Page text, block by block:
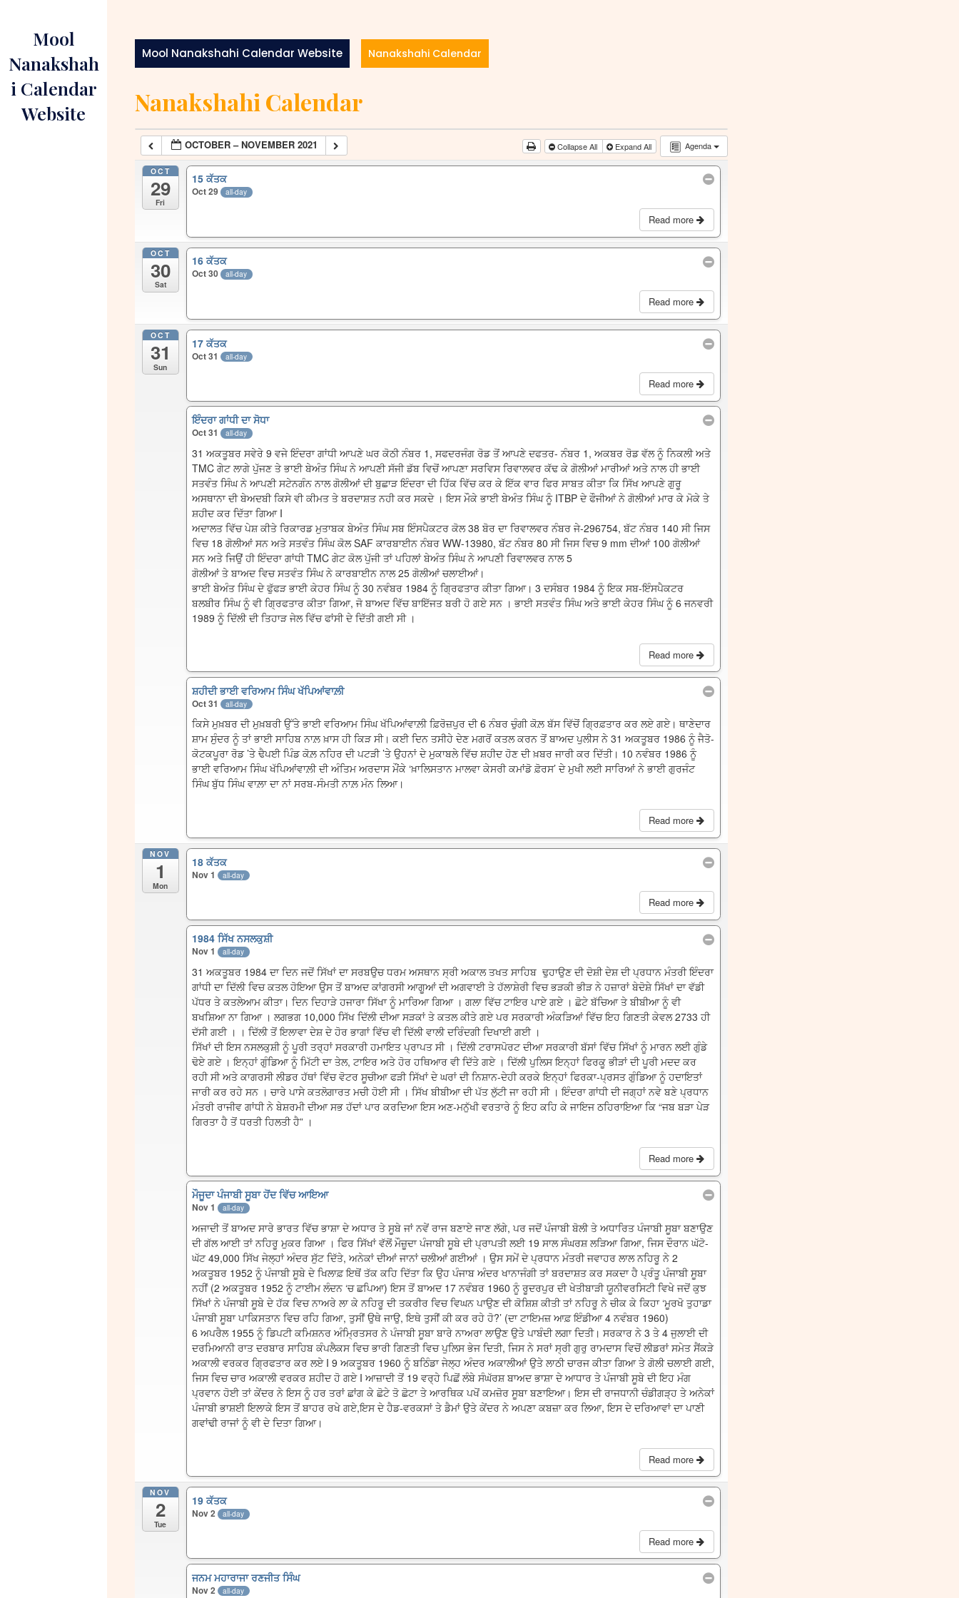
contentMool
Nanakshah
i Calendar
Website
Mool Nanakshahi Calendar Website Nanakshahi Calendar
Nanakshahi Calendar
Agenda
OCTOBER – NOVEMBER 2021 Collapse All Expand All
OCT
29
Fri
15 ਕੱਤਕ
Oct 29 all-day
Read more
OCT
30
Sat
16 ਕੱਤਕ
Oct 30 all-day
Read more
OCT
31
Sun
17 ਕੱਤਕ
Oct 31 all-day
Read more
ਇੰਦਰਾ ਗਾਂਧੀ ਦਾ ਸੋਧਾ
Oct 31 all-day
31 ਅਕਤੂਬਰ ਸਵੇਰੇ 9 ਵਜੇ ਇੰਦਰਾ ਗਾਂਧੀ ਆਪਣੇ ਘਰ ਕੋਠੀ ਨੰਬਰ 1, ਸਫਦਰਜੰਗ ਰੋਡ ਤੋਂ ਆਪਣੇ ਦਫਤਰ- ਨੰਬਰ 1, ਅਕਬਰ ਰੋਡ ਵੱਲ ਨੂੰ ਨਿਕਲੀ ਅਤੇ
TMC ਗੇਟ ਲਾਗੇ ਪੁੱਜਣ ਤੇ ਭਾਈ ਬੇਅੰਤ ਸਿੰਘ ਨੇ ਆਪਣੀ ਸੱਜੀ ਡੱਬ ਵਿਚੋਂ ਆਪਣਾ ਸਰਵਿਸ ਰਿਵਾਲਵਰ ਕੱਢ ਕੇ ਗੋਲੀਆਂ ਮਾਰੀਆਂ ਅਤੇ ਨਾਲ ਹੀ ਭਾਈ
ਸਤਵੰਤ ਸਿੰਘ ਨੇ ਆਪਣੀ ਸਟੇਨਗੰਨ ਨਾਲ ਗੋਲੀਆਂ ਦੀ ਬੁਛਾੜ ਇੰਦਰਾ ਦੀ ਹਿੱਕ ਵਿੱਚ ਕਰ ਕੇ ਇੱਕ ਵਾਰ ਫਿਰ ਸਾਬਤ ਕੀਤਾ ਕਿ ਸਿੱਖ ਆਪਣੇ ਗੁਰੂ
ਅਸਥਾਨਾ ਦੀ ਬੇਅਦਬੀ ਕਿਸੇ ਵੀ ਕੀਮਤ ਤੇ ਬਰਦਾਸ਼ਤ ਨਹੀ ਕਰ ਸਕਦੇ । ਇਸ ਮੌਕੇ ਭਾਈ ਬੇਅੰਤ ਸਿੰਘ ਨੂੰ ITBP ਦੇ ਫੌਜੀਆਂ ਨੇ ਗੋਲੀਆਂ ਮਾਰ ਕੇ ਮੋਕੇ ਤੇ
ਸ਼ਹੀਦ ਕਰ ਦਿੱਤਾ ਗਿਆ I
ਅਦਾਲਤ ਵਿੱਚ ਪੇਸ਼ ਕੀਤੇ ਰਿਕਾਰਡ ਮੁਤਾਬਕ ਬੇਅੰਤ ਸਿੰਘ ਸਬ ਇੰਸਪੈਕਟਰ ਕੋਲ 38 ਬੋਰ ਦਾ ਰਿਵਾਲਵਰ ਨੰਬਰ ਜੇ-296754, ਬੱਟ ਨੰਬਰ 140 ਸੀ ਜਿਸ
ਵਿਚ 18 ਗੋਲੀਆਂ ਸਨ ਅਤੇ ਸਤਵੰਤ ਸਿੰਘ ਕੋਲ SAF ਕਾਰਬਾਈਨ ਨੰਬਰ WW-13980, ਬੱਟ ਨੰਬਰ 80 ਸੀ ਜਿਸ ਵਿਚ 9 mm ਦੀਆਂ 100 ਗੋਲੀਆਂ
ਸਨ ਅਤੇ ਜਿਉਂ ਹੀ ਇੰਦਰਾ ਗਾਂਧੀ TMC ਗੇਟ ਕੋਲ ਪੁੱਜੀ ਤਾਂ ਪਹਿਲਾਂ ਬੇਅੰਤ ਸਿੰਘ ਨੇ ਆਪਣੀ ਰਿਵਾਲਵਰ ਨਾਲ 5
ਗੋਲੀਆਂ ਤੇ ਬਾਅਦ ਵਿਚ ਸਤਵੰਤ ਸਿੰਘ ਨੇ ਕਾਰਬਾਈਨ ਨਾਲ 25 ਗੋਲੀਆਂ ਚਲਾਈਆਂ।
ਭਾਈ ਬੇਅੰਤ ਸਿੰਘ ਦੇ ਫੁੱਫੜ ਭਾਈ ਕੇਹਰ ਸਿੰਘ ਨੂੰ 30 ਨਵੰਬਰ 1984 ਨੂੰ ਗ੍ਰਿਫਤਾਰ ਕੀਤਾ ਗਿਆ। 3 ਦਸੰਬਰ 1984 ਨੂੰ ਇਕ ਸਬ-ਇੰਸਪੈਕਟਰ
ਬਲਬੀਰ ਸਿੰਘ ਨੂੰ ਵੀ ਗ੍ਰਿਫਤਾਰ ਕੀਤਾ ਗਿਆ, ਜੋ ਬਾਅਦ ਵਿੱਚ ਬਾਇੱਜਤ ਬਰੀ ਹੋ ਗਏ ਸਨ । ਭਾਈ ਸਤਵੰਤ ਸਿੰਘ ਅਤੇ ਭਾਈ ਕੇਹਰ ਸਿੰਘ ਨੂੰ 6 ਜਨਵਰੀ
1989 ਨੂੰ ਦਿੱਲੀ ਦੀ ਤਿਹਾੜ ਜੇਲ ਵਿੱਚ ਫਾਂਸੀ ਦੇ ਦਿੱਤੀ ਗਈ ਸੀ ।
Read more
ਸ਼ਹੀਦੀ ਭਾਈ ਵਰਿਆਮ ਸਿੰਘ ਖੱਪਿਆਂਵਾਲ਼ੀ
Oct 31 all-day
ਕਿਸੇ ਮੁਖ਼ਬਰ ਦੀ ਮੁਖ਼ਬਰੀ ਉੱਤੇ ਭਾਈ ਵਰਿਆਮ ਸਿੰਘ ਖੱਪਿਆਂਵਾਲ਼ੀ ਫ਼ਿਰੋਜ਼ਪੁਰ ਦੀ 6 ਨੰਬਰ ਚੁੰਗੀ ਕੋਲ਼ ਬੱਸ ਵਿੱਚੋਂ ਗ੍ਰਿਫ਼ਤਾਰ ਕਰ ਲਏ ਗਏ। ਥਾਣੇਦਾਰ
ਸ਼ਾਮ ਸੁੰਦਰ ਨੂੰ ਤਾਂ ਭਾਈ ਸਾਹਿਬ ਨਾਲ਼ ਖ਼ਾਸ ਹੀ ਕਿੜ ਸੀ। ਕਈ ਦਿਨ ਤਸੀਹੇ ਦੇਣ ਮਗਰੋਂ ਕਤਲ ਕਰਨ ਤੋਂ ਬਾਅਦ ਪੁਲੀਸ ਨੇ 31 ਅਕਤੂਬਰ 1986 ਨੂੰ ਜੈਤੋ-
ਕੋਟਕਪੂਰਾ ਰੋਡ ’ਤੇ ਢੈਪਈ ਪਿੰਡ ਕੋਲ਼ ਨਹਿਰ ਦੀ ਪਟੜੀ ’ਤੇ ਉਹਨਾਂ ਦੇ ਮੁਕਾਬਲੇ ਵਿੱਚ ਸ਼ਹੀਦ ਹੋਣ ਦੀ ਖ਼ਬਰ ਜਾਰੀ ਕਰ ਦਿੱਤੀ। 10 ਨਵੰਬਰ 1986 ਨੂੰ
ਭਾਈ ਵਰਿਆਮ ਸਿੰਘ ਖੱਪਿਆਂਵਾਲ਼ੀ ਦੀ ਅੰਤਿਮ ਅਰਦਾਸ ਮੌਂਕੇ ‘ਖ਼ਾਲਿਸਤਾਨ ਮਾਲਵਾ ਕੇਸਰੀ ਕਮਾਂਡੋ ਫ਼ੋਰਸ’ ਦੇ ਮੁਖੀ ਲਈ ਸਾਰਿਆਂ ਨੇ ਭਾਈ ਗੁਰਜੰਟ
ਸਿੰਘ ਬੁੱਧ ਸਿੰਘ ਵਾਲ਼ਾ ਦਾ ਨਾਂ ਸਰਬ-ਸੰਮਤੀ ਨਾਲ਼ ਮੰਨ ਲਿਆ।
Read more
NOV
1
Mon
18 ਕੱਤਕ
Nov 1 all-day
Read more
1984 ਸਿੱਖ ਨਸਲਕੁਸ਼ੀ
Nov 1 all-day
31 ਅਕਤੂਬਰ 1984 ਦਾ ਦਿਨ ਜਦੋਂ ਸਿੱਖਾਂ ਦਾ ਸਰਬਉਚ ਧਰਮ ਅਸਥਾਨ ਸ੍ਰੀ ਅਕਾਲ ਤਖਤ ਸਾਹਿਬ ਢੁਹਾਉਣ ਦੀ ਦੋਸ਼ੀ ਦੇਸ਼ ਦੀ ਪ੍ਰਧਾਨ ਮੰਤਰੀ ਇੰਦਰਾ
ਗਾਂਧੀ ਦਾ ਦਿੱਲੀ ਵਿਚ ਕਤਲ ਹੋਇਆ ਉਸ ਤੋਂ ਬਾਅਦ ਕਾਂਗਰਸੀ ਆਗੂਆਂ ਦੀ ਅਗਵਾਈ ਤੇ ਹੱਲਾਸ਼ੇਰੀ ਵਿਚ ਭੜਕੀ ਭੀੜ ਨੇ ਹਜ਼ਾਰਾਂ ਬੇਦੋਸ਼ੇ ਸਿੱਖਾਂ ਦਾ ਵੱਡੀ
ਪੱਧਰ ਤੇ ਕਤਲੇਆਮ ਕੀਤਾ। ਦਿਨ ਦਿਹਾੜੇ ਹਜਾਰਾ ਸਿੱਖਾ ਨੂੰ ਮਾਰਿਆ ਗਿਆ । ਗਲਾ ਵਿੱਚ ਟਾਇਰ ਪਾਏ ਗਏ । ਛੋਟੇ ਬੱਚਿਆ ਤੇ ਬੀਬੀਆ ਨੂੰ ਵੀ
ਬਖਸ਼ਿਆ ਨਾ ਗਿਆ । ਲਗਭਗ 10,000 ਸਿੱਖ ਦਿੱਲੀ ਦੀਆ ਸੜਕਾਂ ਤੇ ਕਤਲ ਕੀਤੇ ਗਏ ਪਰ ਸਰਕਾਰੀ ਅੰਕੜਿਆਂ ਵਿੱਚ ਇਹ ਗਿਣਤੀ ਕੇਵਲ 2733 ਹੀ
ਦੱਸੀ ਗਈ । । ਦਿੱਲੀ ਤੋਂ ਇਲਾਵਾ ਦੇਸ਼ ਦੇ ਹੋਰ ਭਾਗਾਂ ਵਿੱਚ ਵੀ ਦਿੱਲੀ ਵਾਲੀ ਦਰਿੰਦਗੀ ਦਿਖਾਈ ਗਈ ।
ਸਿੱਖਾਂ ਦੀ ਇਸ ਨਸਲਕੁਸ਼ੀ ਨੂੰ ਪੂਰੀ ਤਰ੍ਹਾਂ ਸਰਕਾਰੀ ਹਮਾਇਤ ਪ੍ਰਾਪਤ ਸੀ । ਦਿੱਲੀ ਟਰਾਸਪੋਰਟ ਦੀਆ ਸਰਕਾਰੀ ਬੱਸਾਂ ਵਿੱਚ ਸਿੱਖਾਂ ਨੂੰ ਮਾਰਨ ਲਈ ਗੁੰਡੇ
ਢੋਏ ਗਏ । ਇਨ੍ਹਾਂ ਗੁੰਡਿਆ ਨੂੰ ਮਿੱਟੀ ਦਾ ਤੇਲ, ਟਾਇਰ ਅਤੇ ਹੋਰ ਹਥਿਆਰ ਵੀ ਦਿੱਤੇ ਗਏ । ਦਿੱਲੀ ਪੁਲਿਸ ਇਨ੍ਹਾਂ ਫਿਰਕੂ ਭੀੜਾਂ ਦੀ ਪੂਰੀ ਮਦਦ ਕਰ
ਰਹੀ ਸੀ ਅਤੇ ਕਾਗਰਸੀ ਲੀਡਰ ਹੱਥਾਂ ਵਿੱਚ ਵੋਟਰ ਸੂਚੀਆ ਫੜੀ ਸਿੱਖਾਂ ਦੇ ਘਰਾਂ ਦੀ ਨਿਸ਼ਾਨ-ਦੇਹੀ ਕਰਕੇ ਇਨ੍ਹਾਂ ਫਿਰਕਾ-ਪ੍ਰਸਤ ਗੁੰਡਿਆ ਨੂੰ ਹਦਾਇਤਾਂ
ਜਾਰੀ ਕਰ ਰਹੇ ਸਨ । ਚਾਰੇ ਪਾਸੇ ਕਤਲੋਗਾਰਤ ਮਚੀ ਹੋਈ ਸੀ । ਸਿੱਖ ਬੀਬੀਆ ਦੀ ਪੱਤ ਲੁੱਟੀ ਜਾ ਰਹੀ ਸੀ । ਇੰਦਰਾ ਗਾਂਧੀ ਦੀ ਜਗ੍ਹਾਂ ਨਵੇ ਬਣੇ ਪ੍ਰਧਾਨ
ਮੰਤਰੀ ਰਾਜੀਵ ਗਾਂਧੀ ਨੇ ਬੇਸ਼ਰਮੀ ਦੀਆ ਸਭ ਹੱਦਾਂ ਪਾਰ ਕਰਦਿਆ ਇਸ ਅਣ-ਮਨੁੱਖੀ ਵਰਤਾਰੇ ਨੂੰ ਇਹ ਕਹਿ ਕੇ ਜਾਇਜ ਠਹਿਰਾਇਆ ਕਿ “ਜਬ ਬੜਾ ਪੇੜ
ਗਿਰਤਾ ਹੈ ਤੋਂ ਧਰਤੀ ਹਿਲਤੀ ਹੈ” ।
Read more
ਮੌਜੂਦਾ ਪੰਜਾਬੀ ਸੂਬਾ ਹੋਂਦ ਵਿੱਚ ਆਇਆ
Nov 1 all-day
ਅਜਾਦੀ ਤੋਂ ਬਾਅਦ ਸਾਰੇ ਭਾਰਤ ਵਿੱਚ ਭਾਸ਼ਾ ਦੇ ਅਧਾਰ ਤੇ ਸੂਬੇ ਜਾਂ ਨਵੇਂ ਰਾਜ ਬਣਾਏ ਜਾਣ ਲੱਗੇ, ਪਰ ਜਦੋਂ ਪੰਜਾਬੀ ਬੋਲੀ ਤੇ ਅਧਾਰਿਤ ਪੰਜਾਬੀ ਸੂਬਾ ਬਣਾਉਣ
ਦੀ ਗੱਲ ਆਈ ਤਾਂ ਨਹਿਰੂ ਮੁਕਰ ਗਿਆ । ਫਿਰ ਸਿੱਖਾਂ ਵੱਲੋਂ ਮੌਜ਼ੂਦਾ ਪੰਜਾਬੀ ਸੂਬੇ ਦੀ ਪ੍ਰਾਪਤੀ ਲਈ 19 ਸਾਲ ਸੰਘਰਸ਼ ਲੜਿਆ ਗਿਆ, ਜਿਸ ਦੌਰਾਨ ਘੱਟੋ-
ਘੱਟ 49,000 ਸਿੱਖ ਜੇਲ੍ਹਾਂ ਅੰਦਰ ਸੁੱਟ ਦਿੱਤੇ, ਅਨੇਕਾਂ ਦੀਆਂ ਜਾਨਾਂ ਚਲੀਆਂ ਗਈਆਂ । ਉਸ ਸਮੇਂ ਦੇ ਪ੍ਰਧਾਨ ਮੰਤਰੀ ਜਵਾਹਰ ਲਾਲ ਨਹਿਰੂ ਨੇ 2
ਅਕਤੂਬਰ 1952 ਨੂੰ ਪੰਜਾਬੀ ਸੂਬੇ ਦੇ ਖਿਲਾਫ਼ ਇਥੋਂ ਤੱਕ ਕਹਿ ਦਿੱਤਾ ਕਿ ਉਹ ਪੰਜਾਬ ਅੰਦਰ ਖਾਨਾਜੰਗੀ ਤਾਂ ਬਰਦਾਸ਼ਤ ਕਰ ਸਕਦਾ ਹੈ ਪ੍ਰੰਤੂ ਪੰਜਾਬੀ ਸੂਬਾ
ਨਹੀਂ (2 ਅਕਤੂਬਰ 1952 ਨੂੰ ਟਾਈਮ ਲੰਦਨ ‘ਚ ਛਪਿਆ) ਇਸ ਤੋਂ ਬਾਅਦ 17 ਨਵੰਬਰ 1960 ਨੂੰ ਰੂਦਰਪੁਰ ਦੀ ਖੇਤੀਬਾੜੀ ਯੂਨੀਵਰਸਿਟੀ ਵਿਖੇ ਜਦੋਂ ਕੁਝ
ਸਿੱਖਾਂ ਨੇ ਪੰਜਾਬੀ ਸੂਬੇ ਦੇ ਹੱਕ ਵਿਚ ਨਾਅਰੇ ਲਾ ਕੇ ਨਹਿਰੂ ਦੀ ਤਕਰੀਰ ਵਿਚ ਵਿਘਨ ਪਾਉਣ ਦੀ ਕੋਸ਼ਿਸ਼ ਕੀਤੀ ਤਾਂ ਨਹਿਰੂ ਨੇ ਚੀਕ ਕੇ ਕਿਹਾ ‘ਮੂਰਖੋ ਤੁਹਾਡਾ
ਪੰਜਾਬੀ ਸੂਬਾ ਪਾਕਿਸਤਾਨ ਵਿਚ ਰਹਿ ਗਿਆ, ਤੁਸੀਂ ਉਥੇ ਜਾਉ, ਇਥੇ ਤੁਸੀਂ ਕੀ ਕਰ ਰਹੇ ਹੋ?’ (ਦਾ ਟਾਇਮਜ਼ ਆਫ਼ ਇੰਡੀਆ 4 ਨਵੰਬਰ 1960)
6 ਅਪਰੈਲ 1955 ਨੂੰ ਡਿਪਟੀ ਕਮਿਸ਼ਨਰ ਅੰਮ੍ਰਿਤਸਰ ਨੇ ਪੰਜਾਬੀ ਸੂਬਾ ਬਾਰੇ ਨਾਅਰਾ ਲਾਉਣ ਉਤੇ ਪਾਬੰਦੀ ਲਗਾ ਦਿਤੀ। ਸਰਕਾਰ ਨੇ 3 ਤੇ 4 ਜੁਲਾਈ ਦੀ
ਦਰਮਿਆਨੀ ਰਾਤ ਦਰਬਾਰ ਸਾਹਿਬ ਕੰਪਲੈਕਸ ਵਿਚ ਭਾਰੀ ਗਿਣਤੀ ਵਿਚ ਪੁਲਿਸ ਭੇਜ ਦਿਤੀ, ਜਿਸ ਨੇ ਸਰਾਂ ਸ੍ਰੀ ਗੁਰੁ ਰਾਮਦਾਸ ਵਿਚੋਂ ਲੀਡਰਾਂ ਸਮੇਤ ਸੈਂਕੜੇ
ਅਕਾਲੀ ਵਰਕਰ ਗ੍ਰਿਫਤਾਰ ਕਰ ਲਏ I 9 ਅਕਤੂਬਰ 1960 ਨੂੰ ਬਠਿੰਡਾ ਜੇਲ੍ਹ ਅੰਦਰ ਅਕਾਲੀਆਂ ਉਤੇ ਲਾਠੀ ਚਾਰਜ ਕੀਤਾ ਗਿਆ ਤੇ ਗੋਲੀ ਚਲਾਈ ਗਈ,
ਜਿਸ ਵਿਚ ਚਾਰ ਅਕਾਲੀ ਵਰਕਰ ਸ਼ਹੀਦ ਹੋ ਗਏ I ਆਜ਼ਾਦੀ ਤੋਂ 19 ਵਰ੍ਹੇ ਪਿਛੋਂ ਲੰਬੇ ਸੰਘੱਰਸ਼ ਬਾਅਦ ਭਾਸ਼ਾ ਦੇ ਆਧਾਰ ਤੇ ਪੰਜਾਬੀ ਸੂਬੇ ਦੀ ਇਹ ਮੰਗ
ਪ੍ਰਵਾਨ ਹੋਈ ਤਾਂ ਕੇਂਦਰ ਨੇ ਇਸ ਨੂੰ ਹਰ ਤਰਾਂ ਛਾਂਗ ਕੇ ਛੋਟੇ ਤੋ ਛੋਟਾ ਤੇ ਆਰਥਿਕ ਪਖੋਂ ਕਮਜ਼ੋਰ ਸੂਬਾ ਬਣਾਇਆ। ਇਸ ਦੀ ਰਾਜਧਾਨੀ ਚੰਡੀਗੜ੍ਹ ਤੇ ਅਨੇਕਾਂ
ਪੰਜਾਬੀ ਭਾਸ਼ਈ ਇਲਾਕੇ ਇਸ ਤੋਂ ਬਾਹਰ ਰਖੇ ਗਏ,ਇਸ ਦੇ ਹੈਡ-ਵਰਕਸਾਂ ਤੇ ਡੈਮਾਂ ਉਤੇ ਕੇਂਦਰ ਨੇ ਅਪਣਾ ਕਬਜ਼ਾ ਕਰ ਲਿਆ, ਇਸ ਦੇ ਦਰਿਆਵਾਂ ਦਾ ਪਾਣੀ
ਗਵਾਂਢੀ ਰਾਜਾਂ ਨੂੰ ਵੀ ਦੇ ਦਿਤਾ ਗਿਆ।
Read more
NOV
2
Tue
19 ਕੱਤਕ
Nov 2 all-day
Read more
ਜਨਮ ਮਹਾਰਾਜਾ ਰਣਜੀਤ ਸਿੰਘ
Nov 2 all-day